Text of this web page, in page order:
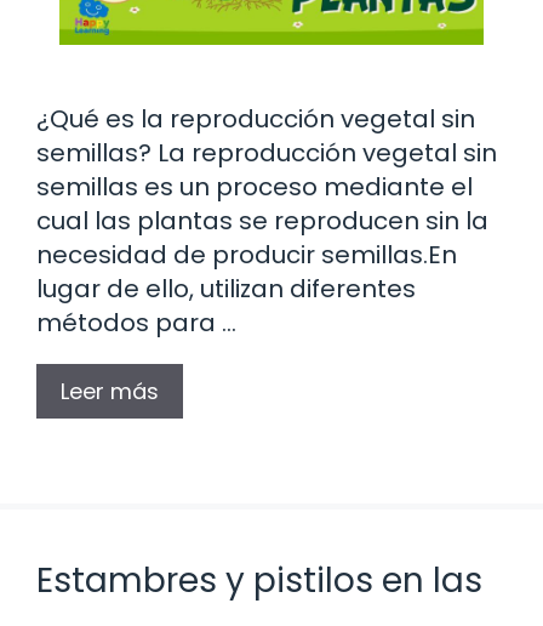
¿Qué es la reproducción vegetal sin
semillas? La reproducción vegetal sin
semillas es un proceso mediante el
cual las plantas se reproducen sin la
necesidad de producir semillas.En
lugar de ello, utilizan diferentes
métodos para …
Leer más
Estambres y pistilos en las